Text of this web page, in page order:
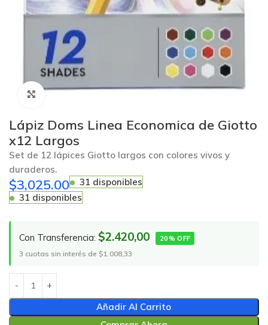
Lápiz Doms Linea Economica de Giotto
x12 Largos
Set de 12 lápices Giotto largos con colores vivos y
duraderos.
$3,025.00
31 disponibles
31 disponibles
Con Transferencia: $2.420,00 20% OFF
3 cuotas sin interés de $1.008,33
Añadir Al Carrito